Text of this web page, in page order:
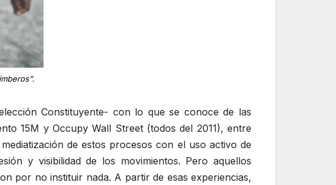
Constituyente- con lo que se conoce de las
15M y Occupy Wall Street (todos del 2011), entre
de estos procesos con el uso activo de
y visibilidad de los movimientos. Pero aquellos
por no instituir nada. A partir de esas experiencias,